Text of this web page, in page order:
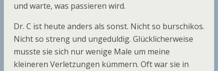
und warte, was passieren wird.
Dr. C ist heute anders als sonst. Nicht so burschikos.
Nicht so streng und ungeduldig. Glücklicherweise
musste sie sich nur wenige Male um meine
kleineren Verletzungen kümmern. Oft war sie in